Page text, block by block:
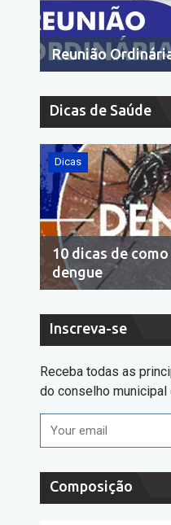
Reunião
Dicas de Saúde
Dicas
10 dicas de
dengue
Inscreva-se
Receba todas as
do conselho municipal
Composição